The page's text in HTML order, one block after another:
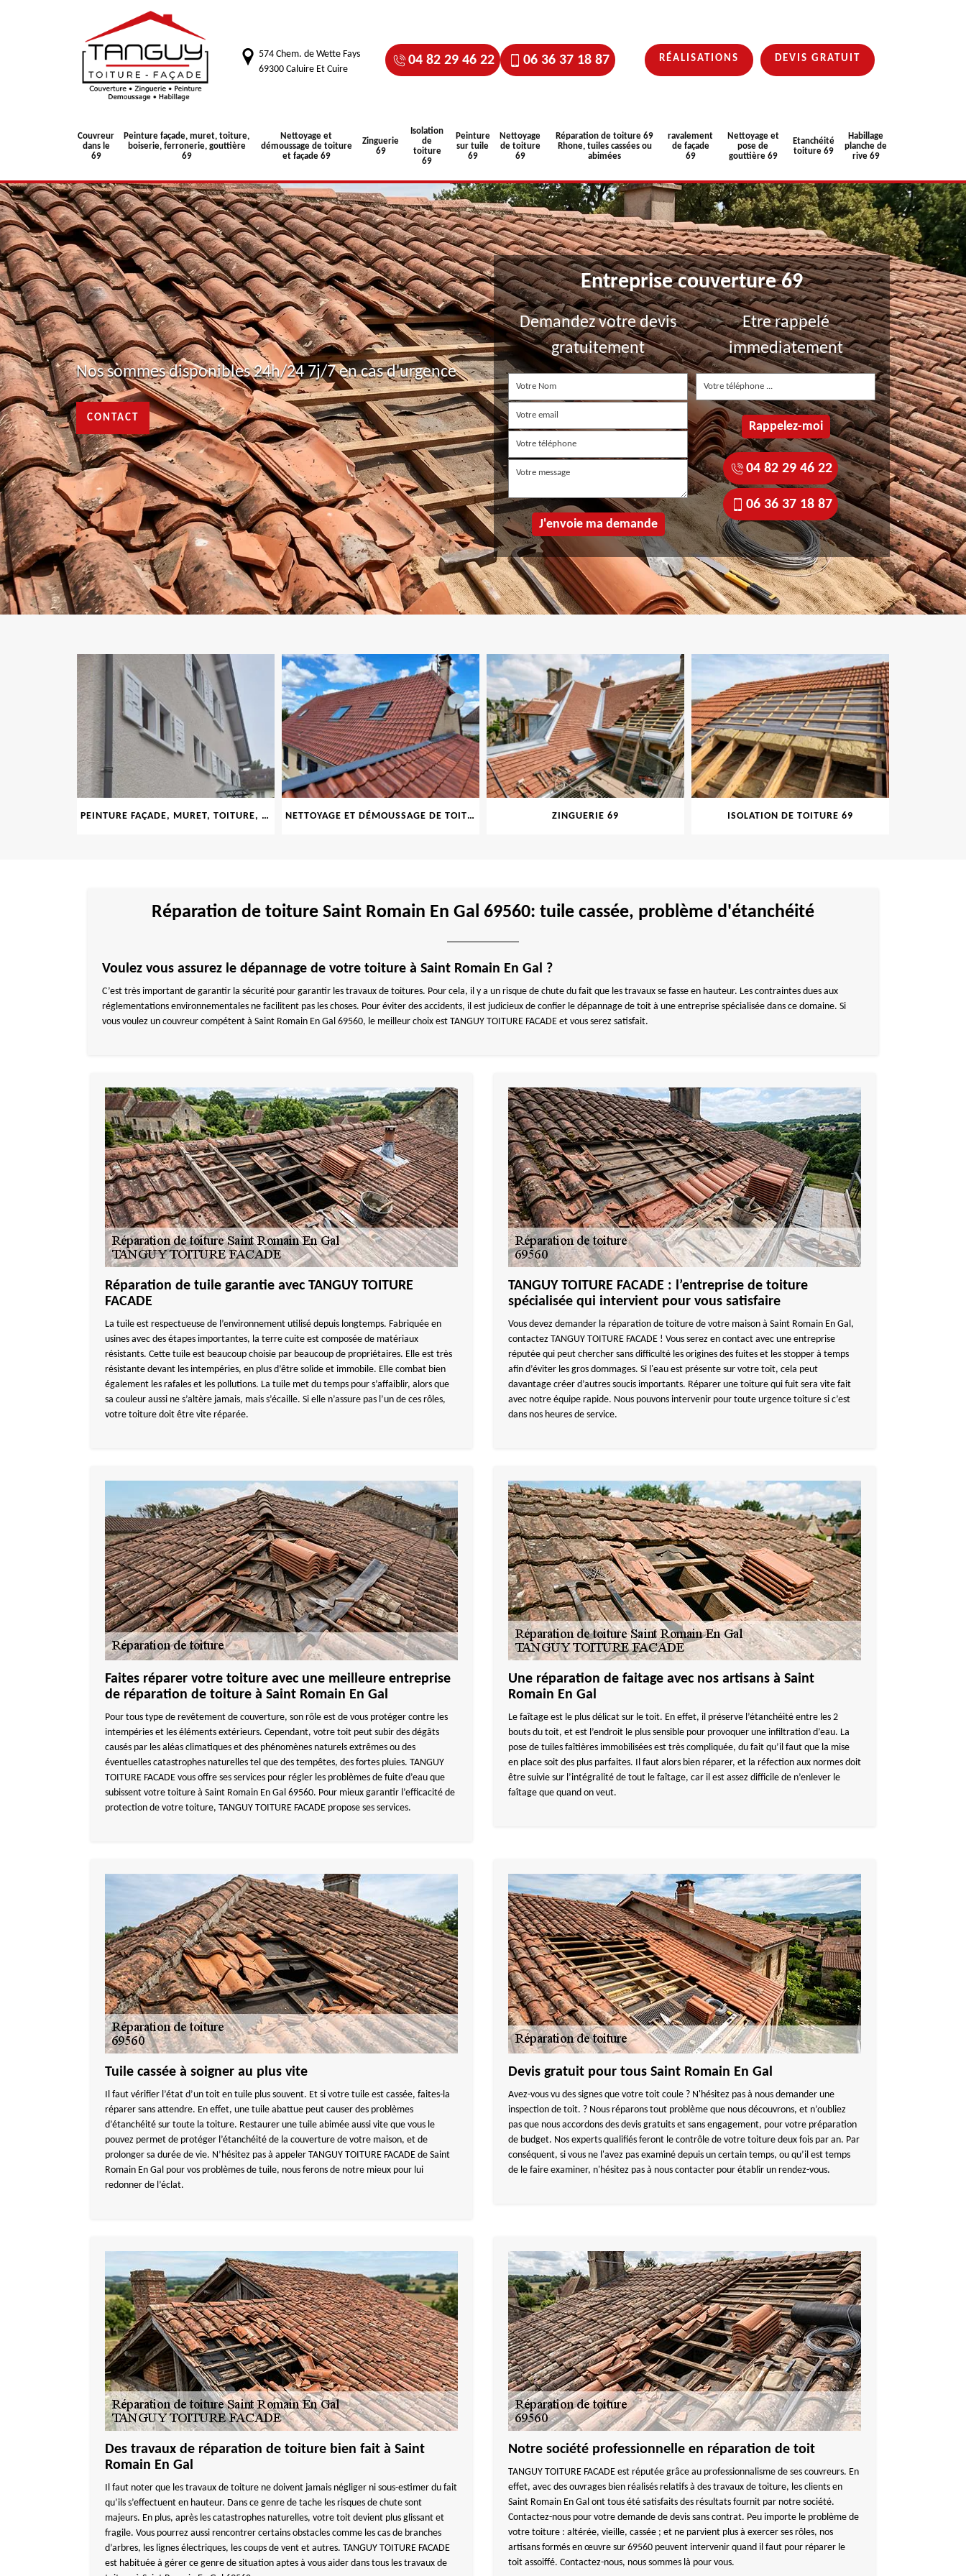
574 Chem. de Wette Fays
69300 Caluire Et Cuire
04 82 29 46 22 06 36 37 18 87 RÉALISATIONS DEVIS GRATUIT
Couvreur
dans le
69
Peinture façade, muret, toiture,
boiserie, ferronerie, gouttière
69
Nettoyage et
démoussage de toiture
et façade 69
Zinguerie
69
Isolation
de
toiture
69
Peinture
sur tuile
69
Nettoyage
de toiture
69
Réparation de toiture 69
Rhone, tuiles cassées ou
abimées
ravalement
de façade
69
Nettoyage et
pose de
gouttière 69
Etanchéité
toiture 69
Habillage
planche de
rive 69
Nos sommes disponibles 24h/24 7j/7 en cas d'urgence
CONTACT
Entreprise couverture 69
Demandez votre devis
gratuitement
Etre rappelé
immediatement
04 82 29 46 22
06 36 37 18 87
PEINTURE FAÇADE, MURET, TOITURE, BOISERIE, FERRONERIE, GOUTTIÈRE 69 NETTOYAGE ET DÉMOUSSAGE DE TOITURE ET FAÇADE 69 ZINGUERIE 69 ISOLATION DE TOITURE 69
Réparation de toiture Saint Romain En Gal 69560: tuile cassée, problème d'étanchéité
Voulez vous assurez le dépannage de votre toiture à Saint Romain En Gal ?
C’est très important de garantir la sécurité pour garantir les travaux de toitures. Pour cela, il y a un risque de chute du fait que les travaux se fasse en hauteur. Les contraintes dues aux
réglementations environnementales ne facilitent pas les choses. Pour éviter des accidents, il est judicieux de confier le dépannage de toit à une entreprise spécialisée dans ce domaine. Si
vous voulez un couvreur compétent à Saint Romain En Gal 69560, le meilleur choix est TANGUY TOITURE FACADE et vous serez satisfait.
Réparation de tuile garantie avec TANGUY TOITURE
FACADE
La tuile est respectueuse de l’environnement utilisé depuis longtemps. Fabriquée en
usines avec des étapes importantes, la terre cuite est composée de matériaux
résistants. Cette tuile est beaucoup choisie par beaucoup de propriétaires. Elle est très
résistante devant les intempéries, en plus d’être solide et immobile. Elle combat bien
également les rafales et les pollutions. La tuile met du temps pour s’affaiblir, alors que
sa couleur aussi ne s’altère jamais, mais s’écaille. Si elle n’assure pas l’un de ces rôles,
votre toiture doit être vite réparée.
TANGUY TOITURE FACADE : l’entreprise de toiture
spécialisée qui intervient pour vous satisfaire
Vous devez demander la réparation de toiture de votre maison à Saint Romain En Gal,
contactez TANGUY TOITURE FACADE ! Vous serez en contact avec une entreprise
réputée qui peut chercher sans difficulté les origines des fuites et les stopper à temps
afin d’éviter les gros dommages. Si l'eau est présente sur votre toit, cela peut
davantage créer d’autres soucis importants. Réparer une toiture qui fuit sera vite fait
avec notre équipe rapide. Nous pouvons intervenir pour toute urgence toiture si c’est
dans nos heures de service.
Faites réparer votre toiture avec une meilleure entreprise
de réparation de toiture à Saint Romain En Gal
Pour tous type de revêtement de couverture, son rôle est de vous protéger contre les
intempéries et les éléments extérieurs. Cependant, votre toit peut subir des dégâts
causés par les aléas climatiques et des phénomènes naturels extrêmes ou des
éventuelles catastrophes naturelles tel que des tempêtes, des fortes pluies. TANGUY
TOITURE FACADE vous offre ses services pour régler les problèmes de fuite d’eau que
subissent votre toiture à Saint Romain En Gal 69560. Pour mieux garantir l’efficacité de
protection de votre toiture, TANGUY TOITURE FACADE propose ses services.
Une réparation de faitage avec nos artisans à Saint
Romain En Gal
Le faîtage est le plus délicat sur le toit. En effet, il préserve l’étanchéité entre les 2
bouts du toit, et est l’endroit le plus sensible pour provoquer une infiltration d’eau. La
pose de tuiles faîtières immobilisées est très compliquée, du fait qu’il faut que la mise
en place soit des plus parfaites. Il faut alors bien réparer, et la réfection aux normes doit
être suivie sur l’intégralité de tout le faîtage, car il est assez difficile de n’enlever le
faîtage que quand on veut.
Tuile cassée à soigner au plus vite
Il faut vérifier l’état d’un toit en tuile plus souvent. Et si votre tuile est cassée, faites-la
réparer sans attendre. En effet, une tuile abattue peut causer des problèmes
d’étanchéité sur toute la toiture. Restaurer une tuile abimée aussi vite que vous le
pouvez permet de protéger l’étanchéité de la couverture de votre maison, et de
prolonger sa durée de vie. N’hésitez pas à appeler TANGUY TOITURE FACADE de Saint
Romain En Gal pour vos problèmes de tuile, nous ferons de notre mieux pour lui
redonner de l’éclat.
Devis gratuit pour tous Saint Romain En Gal
Avez-vous vu des signes que votre toit coule ? N'hésitez pas à nous demander une
inspection de toit. ? Nous réparons tout problème que nous découvrons, et n’oubliez
pas que nous accordons des devis gratuits et sans engagement, pour votre préparation
de budget. Nos experts qualifiés feront le contrôle de votre toiture deux fois par an. Par
conséquent, si vous ne l'avez pas examiné depuis un certain temps, ou qu’il est temps
de le faire examiner, n'hésitez pas à nous contacter pour établir un rendez-vous.
Des travaux de réparation de toiture bien fait à Saint
Romain En Gal
Il faut noter que les travaux de toiture ne doivent jamais négliger ni sous-estimer du fait
qu’ils s’effectuent en hauteur. Dans ce genre de tache les risques de chute sont
majeurs. En plus, après les catastrophes naturelles, votre toit devient plus glissant et
fragile. Vous pourrez aussi rencontrer certains obstacles comme les cas de branches
d’arbres, les lignes électriques, les coups de vent et autres. TANGUY TOITURE FACADE
est habituée à gérer ce genre de situation aptes à vous aider dans tous les travaux de
Notre société professionnelle en réparation de toit
TANGUY TOITURE FACADE est réputée grâce au professionnalisme de ses couvreurs. En
effet, avec des ouvrages bien réalisés relatifs à des travaux de toiture, les clients en
Saint Romain En Gal ont tous été satisfaits des résultats fournit par notre société.
Contactez-nous pour votre demande de devis sans contrat. Peu importe le problème de
votre toiture : altérée, vieille, cassée ; et ne parvient plus à exercer ses rôles, nos
artisans formés en œuvre sur 69560 peuvent intervenir quand il faut pour réparer le
toit assoiffé. Contactez-nous, nous sommes là pour vous.